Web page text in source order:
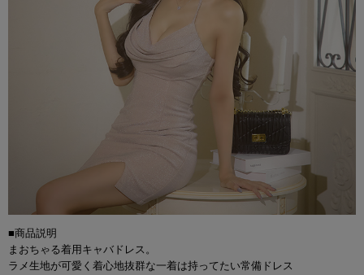
■商品説明
まおちゃる着用キャバドレス。
ラメ生地が可愛く着心地抜群な一着は持ってたい常備ドレス